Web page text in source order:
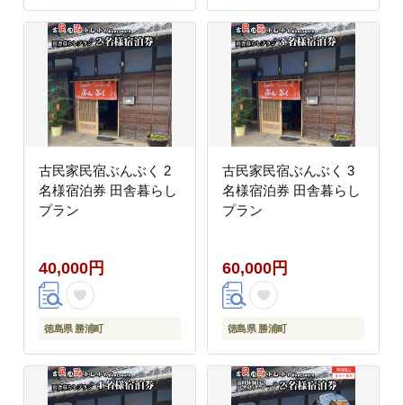
古民家民宿ぶんぶく 2
名様宿泊券 田舎暮らし
プラン
40,000円
徳島県 勝浦町
古民家民宿ぶんぶく 3
名様宿泊券 田舎暮らし
プラン
60,000円
徳島県 勝浦町